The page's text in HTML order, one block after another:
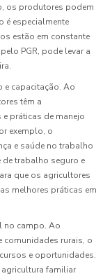
os produtores podem
é especialmente
estão em constante
PGR, pode levar a
e capacitação. Ao
têm a
práticas de manejo
exemplo, o
e saúde no trabalho
de trabalho seguro e
que os agricultores
melhores práticas em
no campo. Ao
comunidades rurais, o
e oportunidades.
agricultura familiar